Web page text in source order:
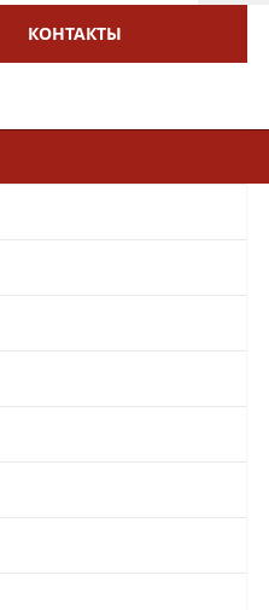
КОНТАКТЫ